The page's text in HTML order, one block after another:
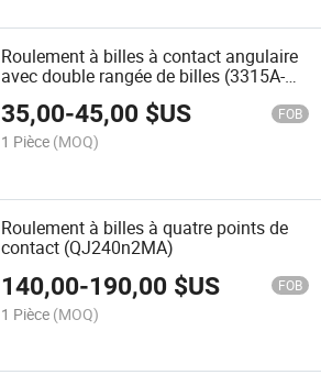
Roulement à billes à contact angulaire
avec double rangée de billes (3315A-
35,00-45,00 $US FOB
1 Pièce (MOQ)
Roulement à billes à quatre points de
contact (QJ240n2MA)
140,00-190,00 $US FOB
1 Pièce (MOQ)